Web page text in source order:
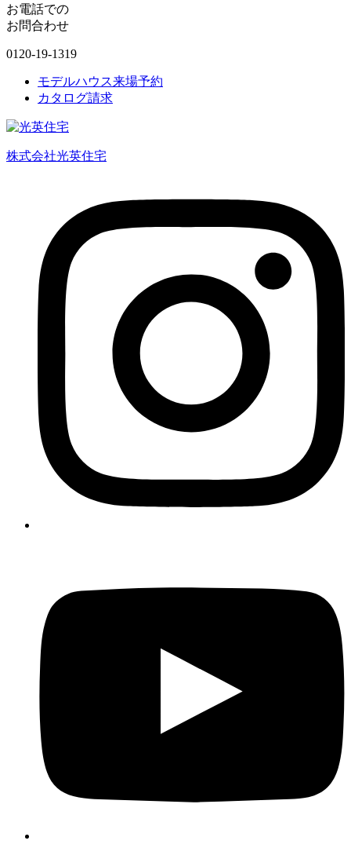
お電話での
お問合わせ
0120-19-1319
モデルハウス来場予約
カタログ請求
株式会社光英住宅